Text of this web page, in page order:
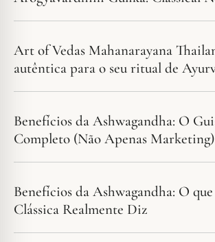
Art of Vedas Mahanarayana
autêntica para o seu ritual de
Benefícios da Ashwagandha: O
Completo (Não Apenas Marketing)
Benefícios da Ashwagandha: O
Clássica Realmente Diz